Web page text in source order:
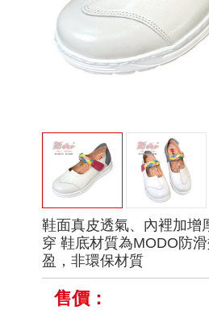
鞋面真皮透氣、內裡加增
穿 鞋底材質為MODO防
盈，非環保材質
售價：